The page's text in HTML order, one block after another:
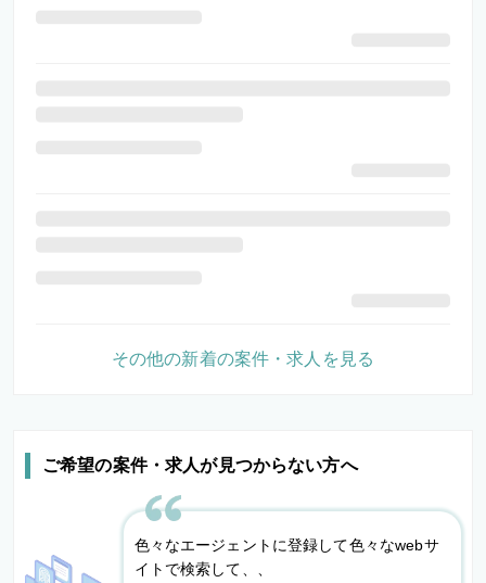
ご希望の案件・求人が見つからない方へ
色々なエージェントに登録して色々なwebサ
イトで検索して、、
その他の新着の案件・求人を見る